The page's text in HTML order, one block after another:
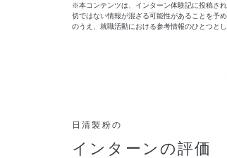
※本コンテンツは、インターン体験記に投稿さ
切ではない情報が混ざる可能性があることを予
のうえ、就職活動における参考情報のひとつと
日清製粉の
インターンの評価